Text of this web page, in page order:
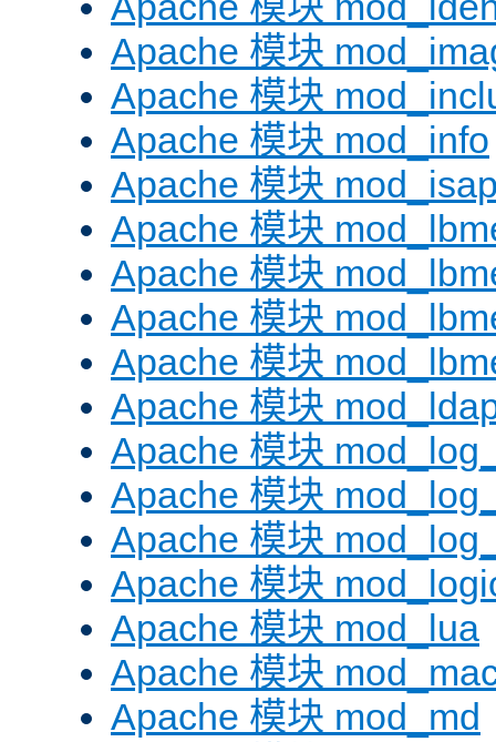
Apache 模块
Apache 模块
Apache 模块 mod_info
Apache 模块
Apache 模块
Apache 模块
Apache 模块
Apache 模块
Apache 模块
Apache 模块
Apache 模块
Apache 模块
Apache 模块
Apache 模块 mod_lua
Apache 模块
Apache 模块 mod_md